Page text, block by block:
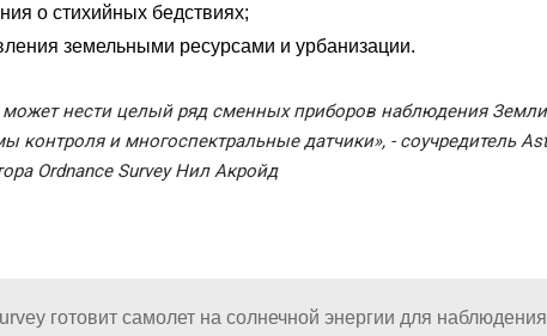
о стихийных бедствиях;
земельными ресурсами и урбанизации.
нести целый ряд сменных приборов наблюдения
и многоспектральные датчики», - соучредитель
Ordnance Survey Нил Акройд
готовит самолет на солнечной энергии для